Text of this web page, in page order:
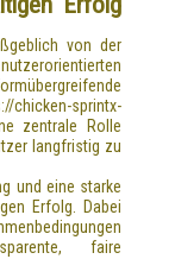
von der
chicken-sprintx-
zentrale Rolle
langfristig zu
und eine starke
Erfolg. Dabei
faire